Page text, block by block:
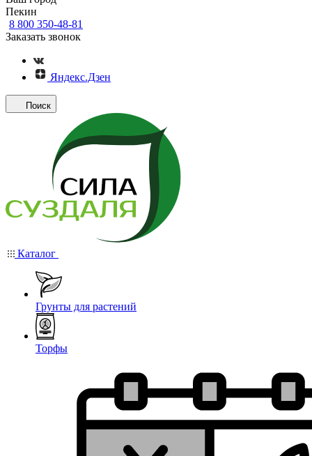
Пекин
8 800 350-48-81
Заказать звонок
Яндекс.Дзен
Поиск
Каталог
Грунты для растений
Торфы